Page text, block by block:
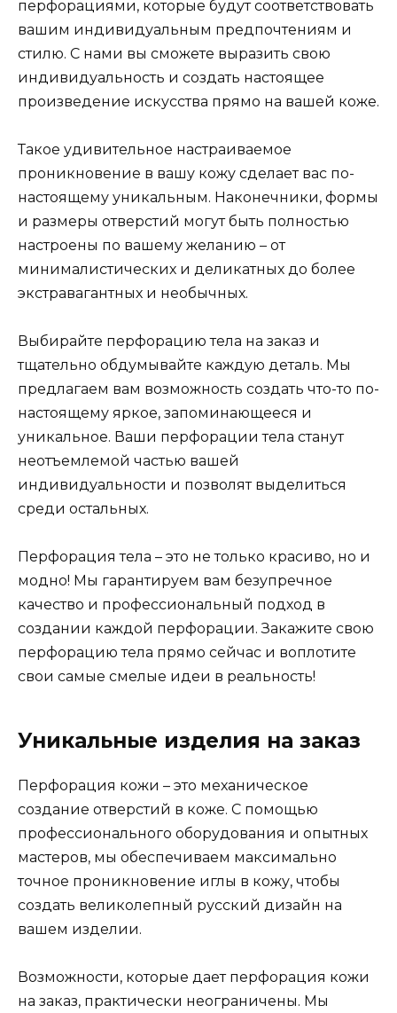
перфорациями, которые будут соответствовать
вашим индивидуальным предпочтениям и
стилю. С нами вы сможете выразить свою
индивидуальность и создать настоящее
произведение искусства прямо на вашей коже.
Такое удивительное настраиваемое
проникновение в вашу кожу сделает вас по-
настоящему уникальным. Наконечники, формы
и размеры отверстий могут быть полностью
настроены по вашему желанию – от
минималистических и деликатных до более
экстравагантных и необычных.
Выбирайте перфорацию тела на заказ и
тщательно обдумывайте каждую деталь. Мы
предлагаем вам возможность создать что-то по-
настоящему яркое, запоминающееся и
уникальное. Ваши перфорации тела станут
неотъемлемой частью вашей
индивидуальности и позволят выделиться
среди остальных.
Перфорация тела – это не только красиво, но и
модно! Мы гарантируем вам безупречное
качество и профессиональный подход в
создании каждой перфорации. Закажите свою
перфорацию тела прямо сейчас и воплотите
свои самые смелые идеи в реальность!
Уникальные изделия на заказ
Перфорация кожи – это механическое
создание отверстий в коже. С помощью
профессионального оборудования и опытных
мастеров, мы обеспечиваем максимально
точное проникновение иглы в кожу, чтобы
создать великолепный русский дизайн на
вашем изделии.
Возможности, которые дает перфорация кожи
на заказ, практически неограничены. Мы